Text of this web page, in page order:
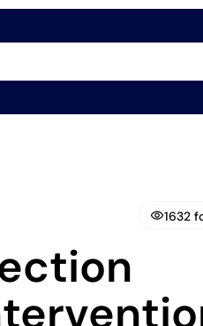
visibility1632